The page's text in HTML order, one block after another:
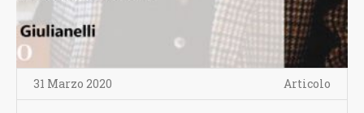
31 Marzo 2020 Articolo